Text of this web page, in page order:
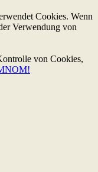
Cookies. Wenn
Verwendung von
von Cookies,